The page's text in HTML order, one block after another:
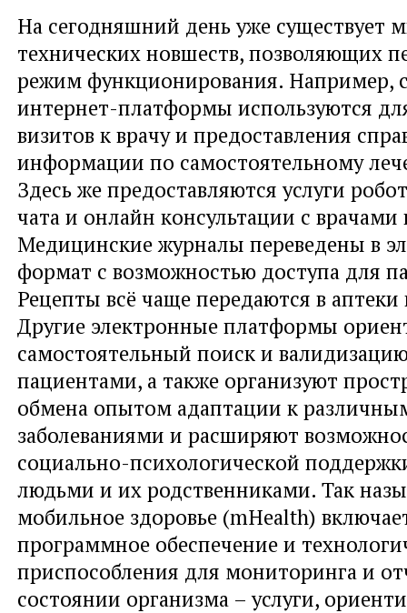
На сегодняшний день уже существует
технических новшеств, позволяющих
режим функционирования. Например,
интернет-платформы используются
визитов к врачу и предоставления
информации по самостоятельному
Здесь же предоставляются услуги
чата и онлайн консультации с
Медицинские журналы переведены в
формат с возможностью доступа для
Рецепты всё чаще передаются в
Другие электрoнные платформы
самостоятельный поиск и
пациентами, а также организуют
обмена опытом адаптации к
заболеваниями и расширяют
социально-психологической
людьми и их родственниками. Так
мобильное здоровье (mHealth)
программное обеспечение и
приспособления для мониторинга и
состоянии организма – услуги,